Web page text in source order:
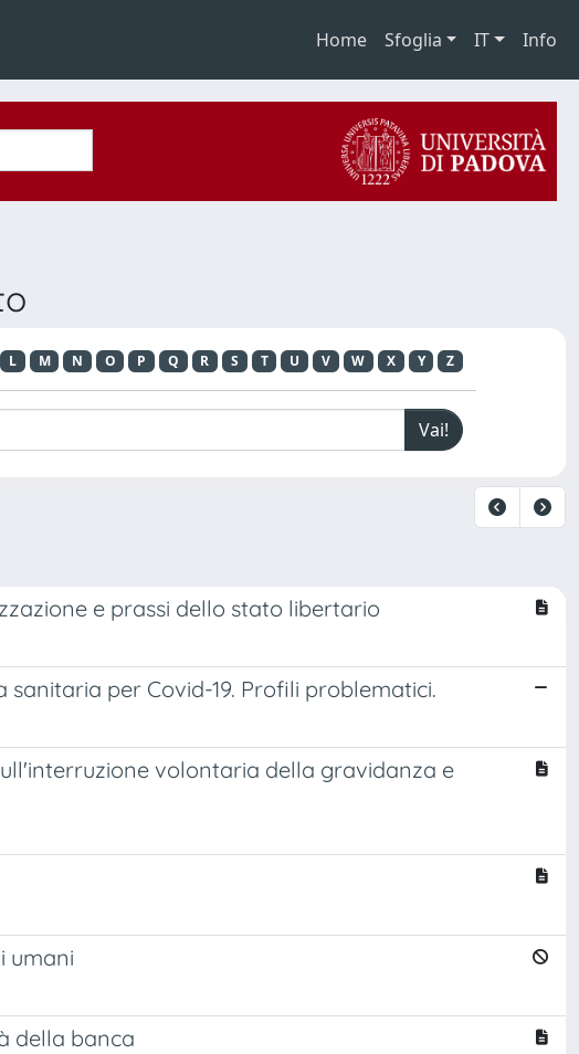
Home Sfoglia IT Info
L M N O P Q R S T U V W X Y Z
e prassi dello stato libertario
per Covid-19. Profili problematici.
volontaria della gravidanza e
umani
della banca